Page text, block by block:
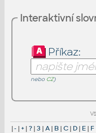
Interaktivní
Příkaz:
nebo CZ)
|- |+|?|3 |A| B|C| D| E| F